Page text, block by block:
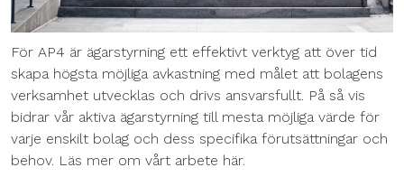
För AP4 är ägarstyrning ett effektivt verktyg att över tid
skapa högsta möjliga avkastning med målet att bolagens
verksamhet utvecklas och drivs ansvarsfullt. På så vis
bidrar vår aktiva ägarstyrning till mesta möjliga värde för
varje enskilt bolag och dess specifika förutsättningar och
behov. Läs mer om vårt arbete här.